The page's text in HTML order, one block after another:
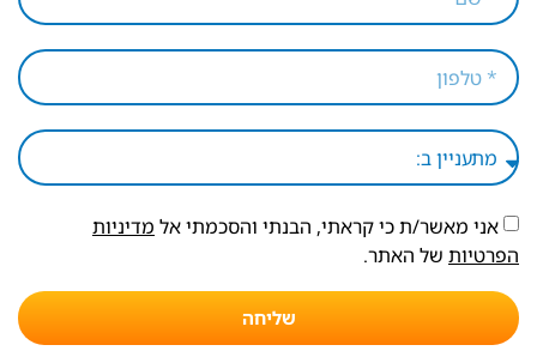
אני מאשר/ת כי קראתי, הבנתי והסכמתי אל מדיניות
הפרטיות של האתר.
שליחה